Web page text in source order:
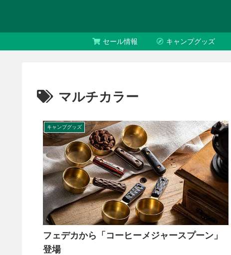
セール情報 キャンプグッズ
マルチカラー
キャンプグッズ
フェデカから「コーヒーメジャースプーン」
登場